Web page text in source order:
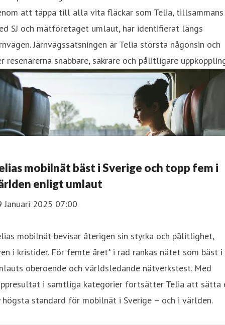
att täppa till alla vita fläckar som Telia, tillsammans
SJ och mätföretaget umlaut, har identifierat längs
Järnvägssatsningen är Telia största någonsin och
resenärerna snabbare, säkrare och pålitligare
mobilnät bäst i Sverige och topp fem i
enligt umlaut
Januari 2025 07:00
mobilnät bevisar återigen sin styrka och pålitlighet,
i kristider. För femte året* i rad rankas nätet som bäst i
oberoende och världsledande nätverkstest. Med
i samtliga kategorier fortsätter Telia att sätta
högsta standard för mobilnät i Sverige – och i världen.